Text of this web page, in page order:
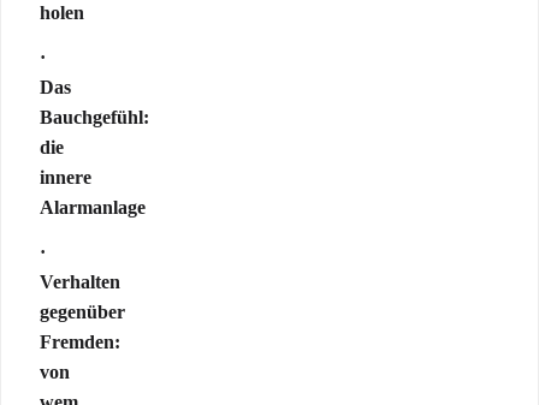
holen
·
Das
Bauchgefühl:
die
innere
Alarmanlage
·
Verhalten
gegenüber
Fremden:
von